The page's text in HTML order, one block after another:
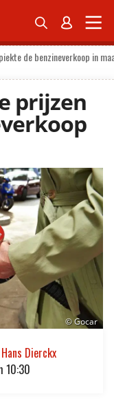
 
de benzineverkoop in
prijzen
© Gocar
Dierckx
10:30